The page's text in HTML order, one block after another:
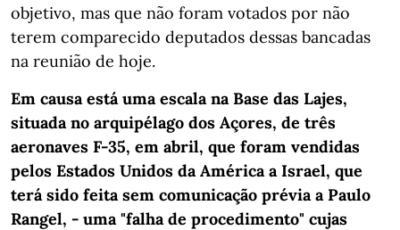
objetivo, mas que não foram votados por não
terem comparecido deputados dessas bancadas
na reunião de hoje.
Em causa está uma escala na Base das Lajes,
situada no arquipélago dos Açores, de três
aeronaves F-35, em abril, que foram vendidas
pelos Estados Unidos da América a Israel, que
terá sido feita sem comunicação prévia a Paulo
Rangel, - uma "falha de procedimento" cujas